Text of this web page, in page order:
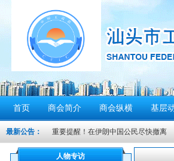
首页 商会简介 商会纵横 基层
最新公告： 重要提醒！在伊朗中国公民尽快撤离
密切关注超强台风“桦加沙”，注意防范
人物专访